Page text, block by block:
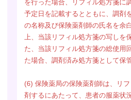
を行った場合、リフィル処方箋に
予定日を記載するとともに、調剤
の名称及び保険薬剤師の氏名を余
上、当該リフィル処方箋の写しを
た、当該リフィル処方箋の総使用
た場合、調剤済み処方箋として保
(6) 保険薬局の保険薬剤師は、リ
剤するにあたって、患者の服薬状